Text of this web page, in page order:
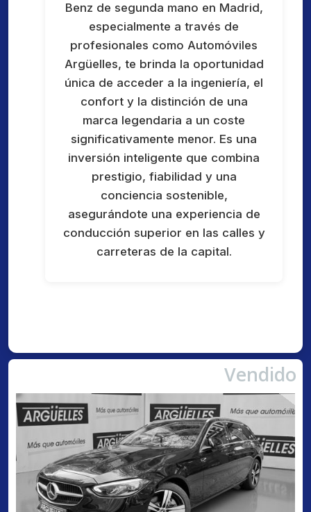
Benz de segunda mano en Madrid,
especialmente a través de
profesionales como Automóviles
Argüelles, te brinda la oportunidad
única de acceder a la ingeniería, el
confort y la distinción de una
marca legendaria a un coste
significativamente menor. Es una
inversión inteligente que combina
prestigio, fiabilidad y una
conciencia sostenible,
asegurándote una experiencia de
conducción superior en las calles y
carreteras de la capital.
Vendido